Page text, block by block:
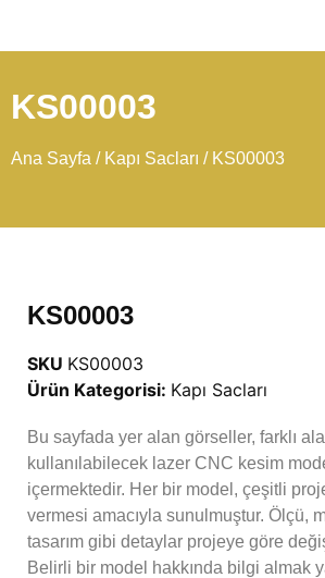
KS00003
Ana Sayfa / Kapı Sacları / KS00003
KS00003
SKU KS00003
Ürün Kategorisi: Kapı Sacları
Bu sayfada yer alan görseller, farklı
kullanılabilecek lazer CNC kesim
içermektedir. Her bir model, çeşitli
vermesi amacıyla sunulmuştur. Ölçü,
tasarım gibi detaylar projeye göre
Belirli bir model hakkında bilgi almak